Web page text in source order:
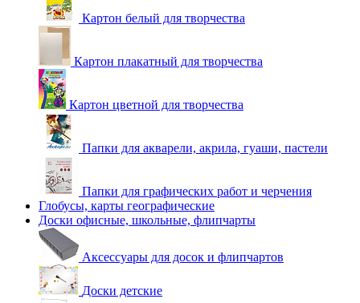
Картон белый для творчества
Картон плакатный для творчества
Картон цветной для творчества
Папки для акварели, акрила, гуаши, пастели
Папки для графических работ и черчения
Глобусы, карты географические
Доски офисные, школьные, флипчарты
Аксессуары для досок и флипчартов
Доски детские